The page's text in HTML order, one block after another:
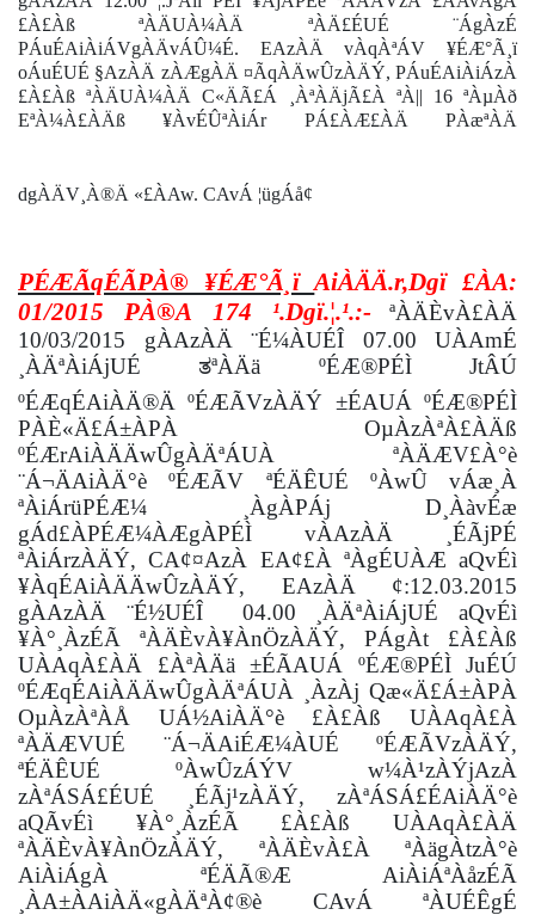
£À£Àß ªÀÄUÀ¼ÀÄ ªÀÄ£ÉUÉ ¨ÁgÀzÉ
PÁuÉAiÀiÁVgÀÄvÁÛ¼É. EAzÀÄ vÀqÀªÁV ¥ÉÆ°Ã¸ï
oÁuÉUÉ §AzÀÄ zÀÆgÀÄ ¤ÃqÀÄwÛzÀÄÝ, PÁuÉAiÀiÁzÀ
£À£Àß ªÀÄUÀ¼ÀÄ C«ÄÃ£Á ¸ÀªÀÄjÃ£À ªÀ|| 16 ªÀµÀð
EªÀ¼À£ÀÄß ¥ÀvÉÛªÀiÁr PÁ£ÀÆ£ÀÄ PÀæªÀÄ
dgÀÄV¸À®Ä «£ÀAw. CAvÁ ¦ügÁå¢
PÉÆÃqÉÃPÀ® ¥ÉÆ°Ã¸ïAiÀÄÄ.r,Dgï £ÀA:
01/2015 PÀ®A 174 ¹.Dgï.¦.¹.:-
ªÀÄÈvÀ£ÀÄ
10/03/2015 gÀAzÀÄ ¨É¼ÀUÉÎ 07.00 UÀAmÉ
¸ÀÄªÀiÁjUÉ ತªÀÄä ºÉÆ®PÉÌ JtÂÚ
ºÉÆqÉAiÀÄ®Ä ºÉÆÃVzÀÄÝ ±ÉAUÁ ºÉÆ®PÉÌ
PÀÈ«Ä£Á±ÀPÀ OµÀzÀªÀ£ÀÄß
ºÉÆrAiÀÄÄwÛgÀÄªÁUÀ ªÀÄÆV£À°è
¨Á¬ÄAiÀÄ°è ºÉÆÃV ªÉÄÊUÉ ºÀwÛ vÁæ¸À
ªÀiÁrüPÉÆ¼ ¸ÀgÀPÁj D¸ÀàvÉæ
gÁd£ÀPÉÆ¼ÀÆgÀPÉÌ vÀAzÀÄ ¸ÉÃjPÉ
ªÀiÁrzÀÄÝ, CA¢¤AzÀ EA¢£À ªÀgÉUÀÆ aQvÉì
¥ÀqÉAiÀÄÄwÛzÀÄÝ, EAzÀÄ ¢:12.03.2015
gÀAzÀÄ ¨É½UÉÎ 04.00 ¸ÀÄªÀiÁjUÉ aQvÉì
¥À°¸ÀzÉÃ ªÀÄÈvÀ¥ÀnÖzÀÄÝ, PÁgÀt £À£Àß
UÀAqÀ£ÀÄ £ÀªÀÄä ±ÉÃAUÁ ºÉÆ®PÉÌ JuÉÚ
ºÉÆqÉAiÀÄÄwÛgÀÄªÁUÀ ¸ÀzÀj Qæ«Ä£Á±ÀPÀ
OµÀzÀªÀÅ UÁ½AiÀÄ°è £À£Àß UÀAqÀ£À
ªÀÄÆVUÉ ¨Á¬ÄAiÉÆ¼ÀUÉ ºÉÆÃVzÀÄÝ,
ªÉÄÊUÉ ºÀwÛzÁÝV w¼À¹zÀÝjAzÀ
zÀªÁSÁ£ÉUÉ ¸ÉÃj¹zÀÄÝ, zÀªÁSÁ£ÉAiÀÄ°è
aQÃvÉì ¥À°¸ÀzÉÃ £À£Àß UÀAqÀ£ÀÄ
ªÀÄÈvÀ¥ÀnÖzÀÄÝ, ªÀÄÈvÀ£À ªÀägÀtzÀ°è
AiÀiÁgÀ ªÉÄÃ®Æ AiÀiÁªÀåzÉÃ
¸ÀA±ÀAiÀÄ«gÀÄªÀ¢®è CAvÁ ªÀUÉÊgÉ